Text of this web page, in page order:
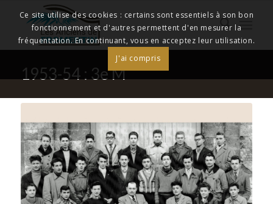
1953-54 : 3e M
Ce site utilise des cookies : certains sont essentiels à son bon
fonctionnement et d'autres permettent d'en mesurer la
fréquentation. En continuant, vous en acceptez leur utilisation.
J'ai compris